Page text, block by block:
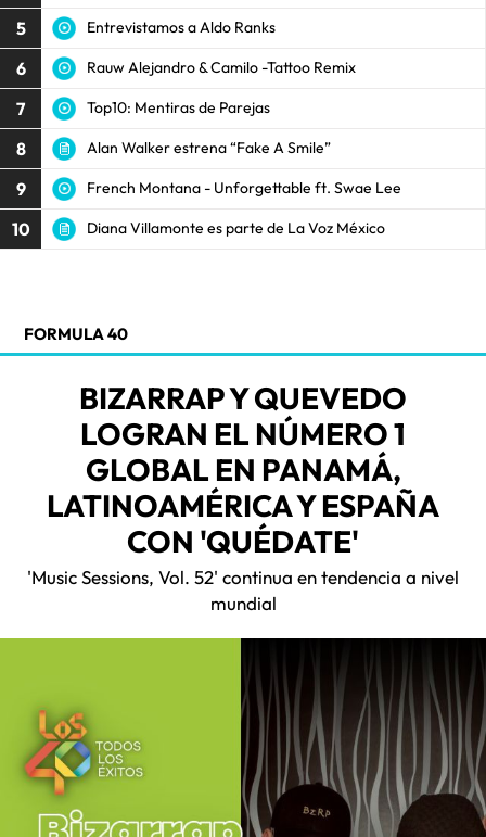
5 Entrevistamos a Aldo Ranks
6 Rauw Alejandro & Camilo -Tattoo Remix
7 Top10: Mentiras de Parejas
8 Alan Walker estrena “Fake A Smile”
9 French Montana - Unforgettable ft. Swae Lee
10 Diana Villamonte es parte de La Voz México
FORMULA 40
BIZARRAP Y QUEVEDO
LOGRAN EL NÚMERO 1
GLOBAL EN PANAMÁ,
LATINOAMÉRICA Y ESPAÑA
CON 'QUÉDATE'
'Music Sessions, Vol. 52' continua en tendencia a nivel
mundial